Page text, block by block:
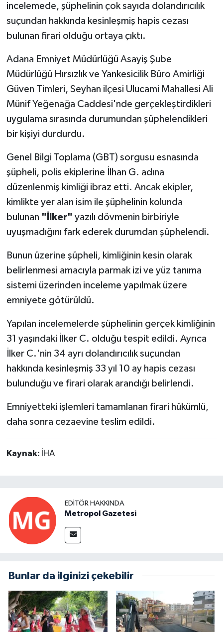
incelemede, şüphelinin çok sayıda dolandırıcılık
suçundan hakkında kesinleşmiş hapis cezası
bulunan firari olduğu ortaya çıktı.
Adana Emniyet Müdürlüğü Asayiş Şube
Müdürlüğü Hırsızlık ve Yankesicilik Büro Amirliği
Güven Timleri, Seyhan ilçesi Ulucami Mahallesi Ali
Münif Yeğenağa Caddesi'nde gerçekleştirdikleri
uygulama sırasında durumundan şüphelendikleri
bir kişiyi durdurdu.
Genel Bilgi Toplama (GBT) sorgusu esnasında
şüpheli, polis ekiplerine İlhan G. adına
düzenlenmiş kimliği ibraz etti. Ancak ekipler,
kimlikte yer alan isim ile şüphelinin kolunda
bulunan "İlker" yazılı dövmenin birbiriyle
uyuşmadığını fark ederek durumdan şüphelendi.
Bunun üzerine şüpheli, kimliğinin kesin olarak
belirlenmesi amacıyla parmak izi ve yüz tanıma
sistemi üzerinden inceleme yapılmak üzere
emniyete götürüldü.
Yapılan incelemelerde şüphelinin gerçek kimliğinin
31 yaşındaki İlker C. olduğu tespit edildi. Ayrıca
İlker C.'nin 34 ayrı dolandırıcılık suçundan
hakkında kesinleşmiş 33 yıl 10 ay hapis cezası
bulunduğu ve firari olarak arandığı belirlendi.
Emniyetteki işlemleri tamamlanan firari hükümlü,
daha sonra cezaevine teslim edildi.
Kaynak: İHA
EDITÖR HAKKINDA
Metropol Gazetesi
Bunlar da ilginizi çekebilir